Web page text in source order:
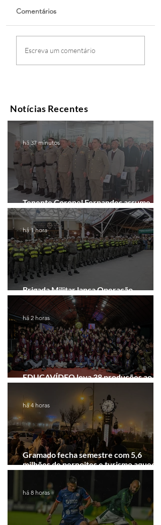
Comentários
Escreva um comentário
Notícias Recentes
Tenente Coronel Fernandes assume
comando do 41º BPM em Gramado
há 37 minutos
Brigada Militar lança Operação
Convergência na Região das Hortênsias
há 1 hora
EDUCAVÍDEO leva 38 produções ao
Festival de Cinema de Gramado
há 2 horas
Gramado fecha semestre com 5,6
milhões de pernoites e turismo
Junho desponta!
há 4 horas
há 8 horas